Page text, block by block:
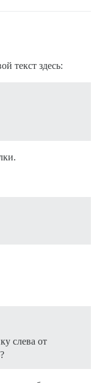
текст здесь:
слева от